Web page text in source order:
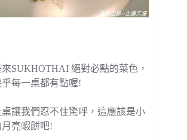
SUKHOTHAI 絕對必點的菜色，
每一桌都有點喔!
讓我們忍不住驚呼，這應該是小
亮蝦餅吧!